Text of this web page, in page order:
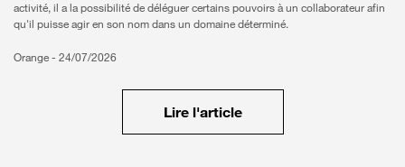
activité, il a la possibilité de déléguer certains pouvoirs à un collaborateur afin
qu'il puisse agir en son nom dans un domaine déterminé.
Orange - 24/07/2026
Lire l'article